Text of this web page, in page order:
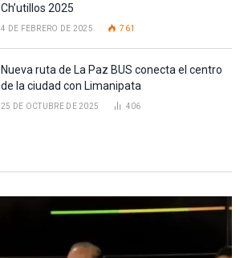
Ch’utillos 2025
4 DE FEBRERO DE 2025 761
Nueva ruta de La Paz BUS conecta el centro
de la ciudad con Limanipata
25 DE OCTUBRE DE 2025 406